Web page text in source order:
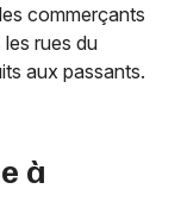
commerçants
rues du
aux passants.
à